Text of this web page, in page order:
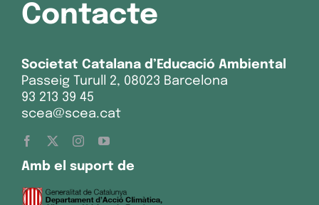
Contacte
Societat Catalana d’Educació Ambiental
Passeig Turull 2, 08023 Barcelona
93 213 39 45
scea@scea.cat
Amb el suport de